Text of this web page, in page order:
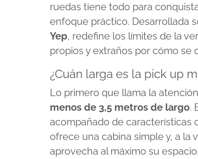
ruedas tiene todo para
enfoque práctico. Desarrollada
Yep, redefine los límites de la
propios y extraños por cómo se
¿Cuán larga es la pick up
Lo primero que llama la
menos de 3,5 metros de largo.
acompañado de características
ofrece una cabina simple y, a la
aprovecha al máximo su